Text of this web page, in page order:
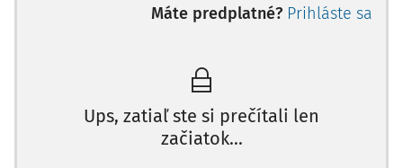
ochrane spotrebiteľa v znení neskorších predpisov (ďalej
republiky schválila na svojom rokovaní 11. decembra 2013.
osobitnej časti dôvodovej správy. Dôvodová správa sa
bližšie nedotkla gramaticko-výkladovej stránky dikcie § 5b,
Máte predplatné? Prihláste sa
Ups, zatiaľ ste si prečítali len
začiatok...